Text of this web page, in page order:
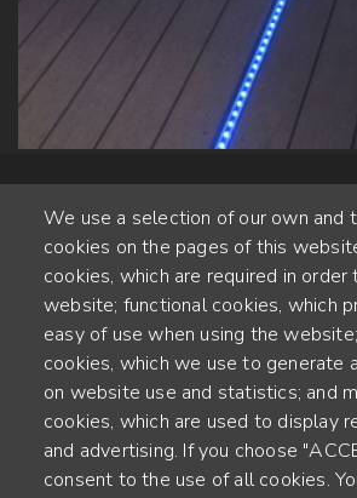
Alte Steinhauserstr. 1 | 6330 Cham |
55 ANNÉES
ENGINEERED IN SWITZERLAND,
We use a selection of our own and
cookies on the pages of this
cookies, which are required in order
website; functional cookies, which
easy of use when using the
cookies, which we use to generate
on website use and statistics; and
cookies, which are used to display
and advertising. If you choose
consent to the use of all cookies.